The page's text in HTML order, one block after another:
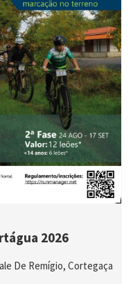
2026
De Remígio, Cortegaça